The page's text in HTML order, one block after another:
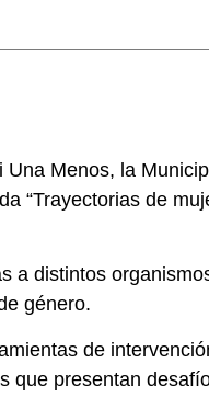
Menos, la
“Trayectorias de
a distintos
género.
de
que presentan